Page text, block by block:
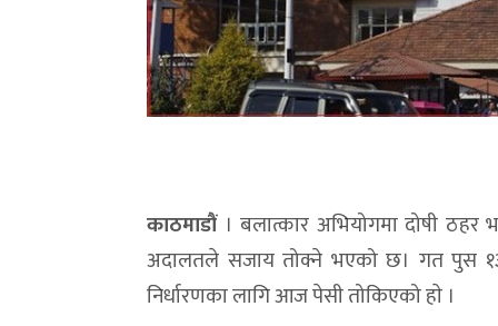
काठमाडौं। बलात्कार अभियोगमा दोषी ठहर
अदालतले सजाय तोक्ने भएको छ। गत पुस
निर्धारणका लागि आज पेसी तोकिएको हाे ।